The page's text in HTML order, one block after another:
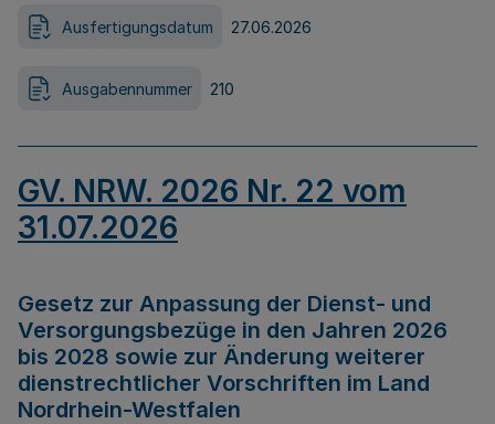
Ausfertigungsdatum 27.06.2026
Ausgabennummer 210
GV. NRW. 2026 Nr. 22 vom
31.07.2026
Gesetz zur Anpassung der Dienst- und
Versorgungsbezüge in den Jahren 2026
bis 2028 sowie zur Änderung weiterer
dienstrechtlicher Vorschriften im Land
Nordrhein-Westfalen